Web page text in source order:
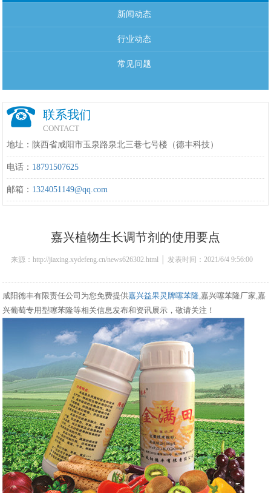
新闻动态
行业动态
常见问题
联系我们
CONTACT
地址：陕西省咸阳市玉泉路泉北三巷七号楼（德丰科技）
电话： 18791507625
邮箱： 1324051149@qq.com
嘉兴植物生长调节剂的使用要点
来源：http://jiaxing.xydefeng.cn/news626302.html │ 发表时间：2021/6/4 9:56:00
咸阳德丰有限责任公司为您免费提供嘉兴益果灵牌噻苯隆,嘉兴噻苯隆厂家,嘉
兴葡萄专用型噻苯隆等相关信息发布和资讯展示，敬请关注！